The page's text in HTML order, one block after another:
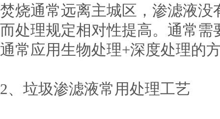
焚烧通常远离主城区，渗滤液
而处理规定相对性提高。通常
通常应用生物处理+深度处理的
2、垃圾渗滤液常用处理工艺